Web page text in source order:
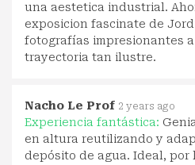
una aestetica industrial.
exposicion fascinate de
fotografías impresionantes
trayectoria tan ilustre.
Nacho Le Prof 2 years ago
Experiencia fantástica:
en altura reutilizando y
depósito de agua. Ideal, por